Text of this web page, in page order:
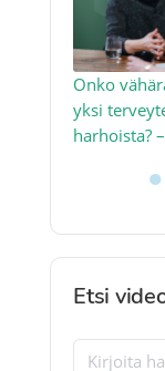
Onko
yksi
harhoista?
●
Etsi